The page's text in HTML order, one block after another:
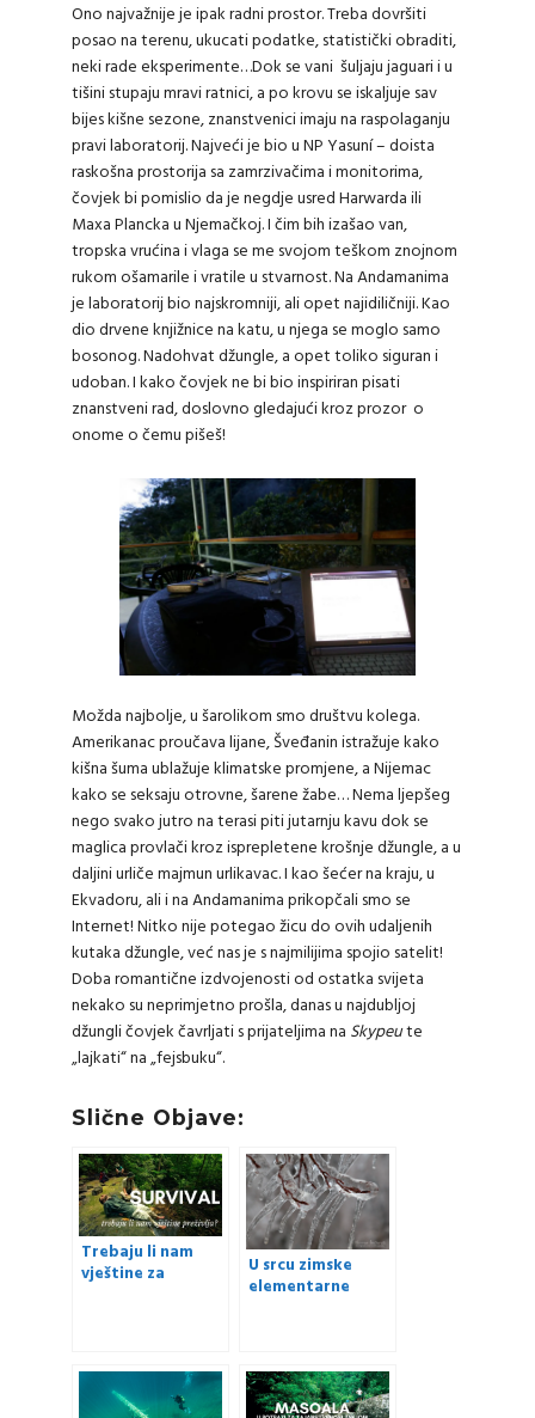
Ono najvažnije je ipak radni prostor. Treba dovršiti
posao na terenu, ukucati podatke, statistički obraditi,
neki rade eksperimente…Dok se vani šuljaju jaguari i u
tišini stupaju mravi ratnici, a po krovu se iskaljuje sav
bijes kišne sezone, znanstvenici imaju na raspolaganju
pravi laboratorij. Najveći je bio u NP Yasuní – doista
raskošna prostorija sa zamrzivačima i monitorima,
čovjek bi pomislio da je negdje usred Harwarda ili
Maxa Plancka u Njemačkoj. I čim bih izašao van,
tropska vrućina i vlaga se me svojom teškom znojnom
rukom ošamarile i vratile u stvarnost. Na Andamanima
je laboratorij bio najskromniji, ali opet najidiličniji. Kao
dio drvene knjižnice na katu, u njega se moglo samo
bosonog. Nadohvat džungle, a opet toliko siguran i
udoban. I kako čovjek ne bi bio inspiriran pisati
znanstveni rad, doslovno gledajući kroz prozor o
onome o čemu pišeš!
Možda najbolje, u šarolikom smo društvu kolega.
Amerikanac proučava lijane, Šveđanin istražuje kako
kišna šuma ublažuje klimatske promjene, a Nijemac
kako se seksaju otrovne, šarene žabe… Nema ljepšeg
nego svako jutro na terasi piti jutarnju kavu dok se
maglica provlači kroz isprepletene krošnje džungle, a u
daljini urliče majmun urlikavac. I kao šećer na kraju, u
Ekvadoru, ali i na Andamanima prikopčali smo se
Internet! Nitko nije potegao žicu do ovih udaljenih
kutaka džungle, već nas je s najmilijima spojio satelit!
Doba romantične izdvojenosti od ostatka svijeta
nekako su neprimjetno prošla, danas u najdubljoj
džungli čovjek čavrljati s prijateljima na Skypeute
„lajkati“ na „fejsbuku“.
Slične Objave:
Trebaju li nam
vještine za
U srcu zimske
elementarne